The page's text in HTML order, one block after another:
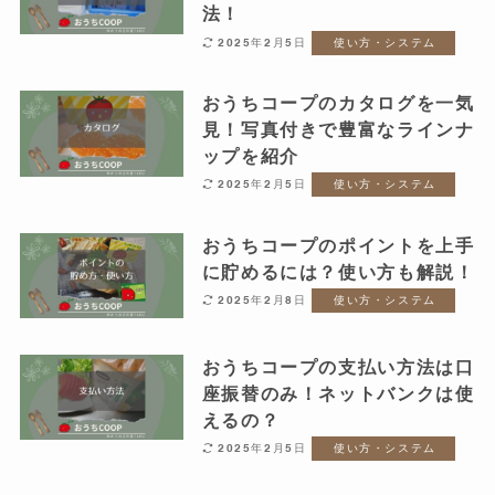
法！
2025年2月5日 使い方・システム
おうちコープのカタログを一気
見！写真付きで豊富なラインナ
ップを紹介
2025年2月5日 使い方・システム
おうちコープのポイントを上手
に貯めるには？使い方も解説！
2025年2月8日 使い方・システム
おうちコープの支払い方法は口
座振替のみ！ネットバンクは使
えるの？
2025年2月5日 使い方・システム